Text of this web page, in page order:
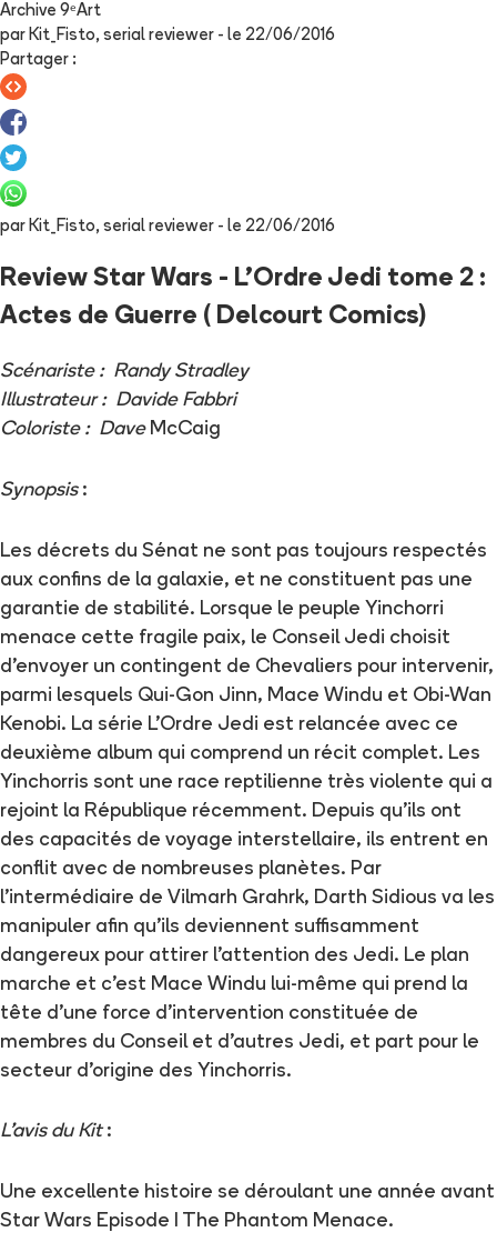
Archive 9ᵉArt
par Kit_Fisto, serial reviewer - le 22/06/2016
Partager :
par Kit_Fisto, serial reviewer - le 22/06/2016
Review Star Wars - L'Ordre Jedi tome 2 :
Actes de Guerre ( Delcourt Comics)
Scénariste : Randy Stradley
Illustrateur : Davide Fabbri
Coloriste : DaveMcCaig
Synopsis:
Les décrets du Sénat ne sont pas toujours respectés
aux confins de la galaxie, et ne constituent pas une
garantie de stabilité. Lorsque le peuple Yinchorri
menace cette fragile paix, le Conseil Jedi choisit
d'envoyer un contingent de Chevaliers pour intervenir,
parmi lesquels Qui-Gon Jinn, Mace Windu et Obi-Wan
Kenobi. La série L'Ordre Jedi est relancée avec ce
deuxième album qui comprend un récit complet. Les
Yinchorris sont une race reptilienne très violente qui a
rejoint la République récemment. Depuis qu’ils ont
des capacités de voyage interstellaire, ils entrent en
conflit avec de nombreuses planètes. Par
l’intermédiaire de Vilmarh Grahrk, Darth Sidious va les
manipuler afin qu’ils deviennent suffisamment
dangereux pour attirer l’attention des Jedi. Le plan
marche et c’est Mace Windu lui-même qui prend la
tête d’une force d’intervention constituée de
membres du Conseil et d’autres Jedi, et part pour le
secteur d’origine des Yinchorris.
L'avis du Kit:
Une excellente histoire se déroulant une année avant
Star Wars Episode I The Phantom Menace.